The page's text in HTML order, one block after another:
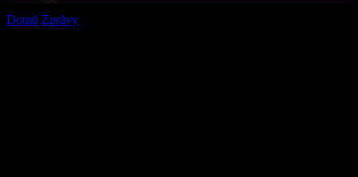
Domů Zprávy